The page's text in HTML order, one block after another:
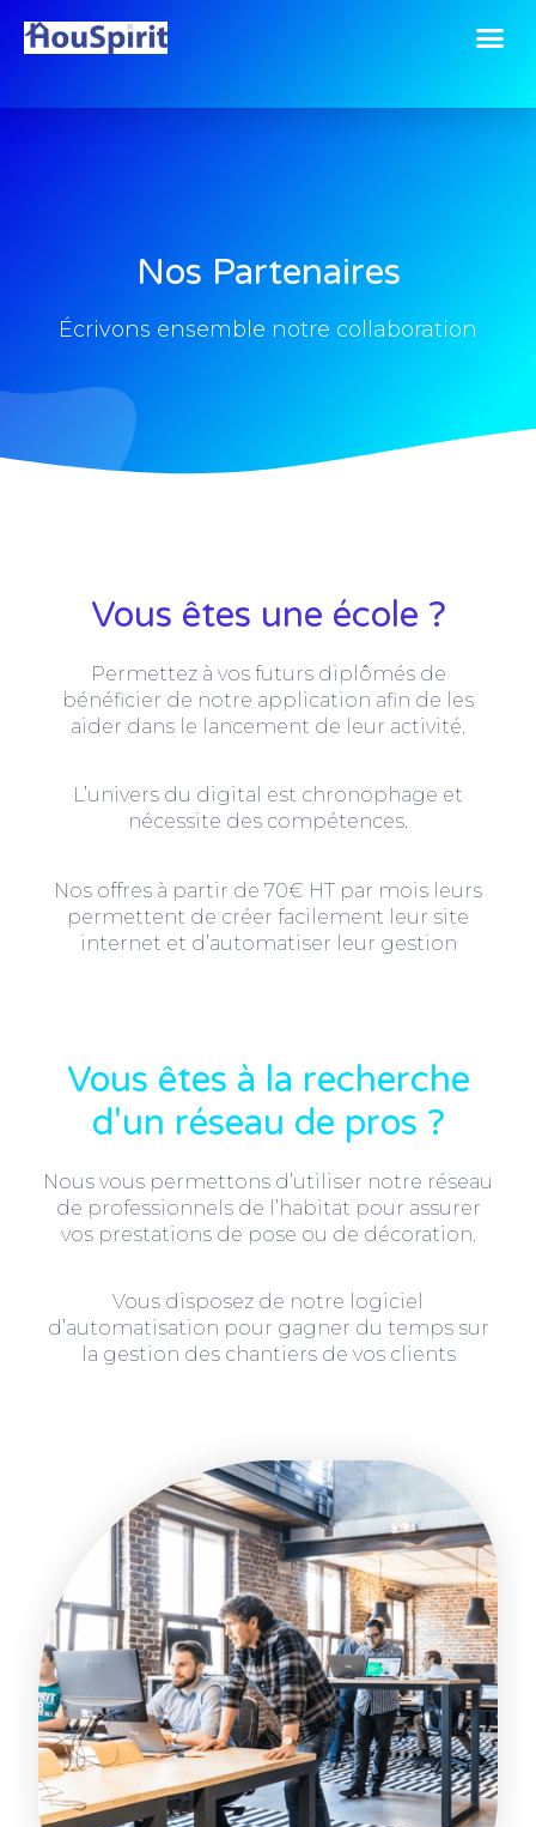
Partenaires
Nos Partenaires
Écrivons ensemble notre collaboration
Vous êtes une école ?
Permettez à vos futurs diplômés de
bénéficier de notre application afin de les
aider dans le lancement de leur activité.
L’univers du digital est chronophage et
nécessite des compétences.
Nos offres à partir de 70€ HT par mois leurs
permettent de créer facilement leur site
internet et d’automatiser leur gestion
Vous êtes à la recherche
d'un réseau de pros ?
Nous vous permettons d’utiliser notre réseau
de professionnels de l’habitat pour assurer
vos prestations de pose ou de décoration.
Vous disposez de notre logiciel
d’automatisation pour gagner du temps sur
la gestion des chantiers de vos clients